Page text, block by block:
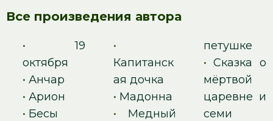
Все произведения автора
•19
октября
• Анчар
• Арион
• Бесы
•
Капитанск
ая дочка
• Мадонна
• Медный
петушке
•Сказка о
мёртвой
царевне и
семи